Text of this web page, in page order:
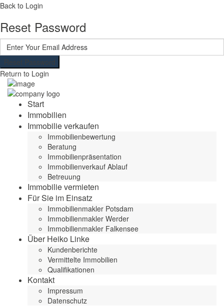
Back to Login
Reset Password
Reset Password
Return to Login
Start
Immobilien
Immobilie verkaufen
Immobilienbewertung
Beratung
Immobilienpräsentation
Immobilienverkauf Ablauf
Betreuung
Immobilie vermieten
Für Sie im Einsatz
Immobilienmakler Potsdam
Immobilienmakler Werder
Immobilienmakler Falkensee
Über Heiko Linke
Kundenberichte
Vermittelte Immobilien
Qualifikationen
Kontakt
Impressum
Datenschutz